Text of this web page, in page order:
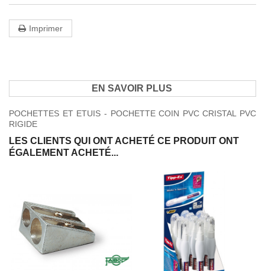
Imprimer
EN SAVOIR PLUS
POCHETTES ET ETUIS - POCHETTE COIN PVC CRISTAL PVC
RIGIDE
LES CLIENTS QUI ONT ACHETÉ CE PRODUIT ONT
ÉGALEMENT ACHETÉ...